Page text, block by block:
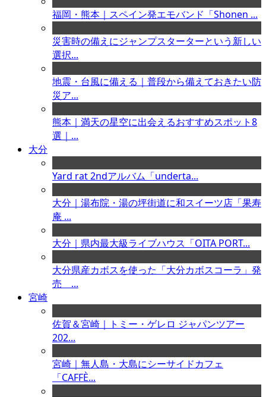
福岡・熊本｜スペイン発エモバンド「Shonen ...
災害時の備えにジャンプスターターという新しい
選択...
地震・台風に備える｜普段から備えておきたい防
災ア...
熊本｜満天の星空に出会えるおすすめスポット8
選｜...
大分
Yard rat 2ndアルバム「underta...
大分｜湯布院・湯の坪街道に和スイーツ店「果寿
庵 ...
大分｜県内最大級ライブハウス「OITA PORT...
大分県産カボスを使った「大分カボスコーラ」発
売 ...
宮崎
佐賀＆宮崎｜トミー・ゲレロ ジャパンツアー
202...
宮崎｜無人島・大島にシーサイドカフェ
「CAFFÈ...